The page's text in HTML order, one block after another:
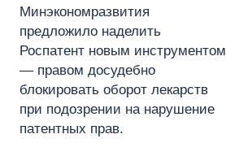
Минэкономразвития
предложило наделить
Роспатент новым инструментом
— правом досудебно
блокировать оборот лекарств
при подозрении на нарушение
патентных прав.